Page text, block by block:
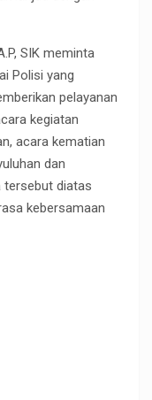
SIK meminta
Polisi yang
pelayanan
kegiatan
acara kematian
dan
tersebut diatas
kebersamaan